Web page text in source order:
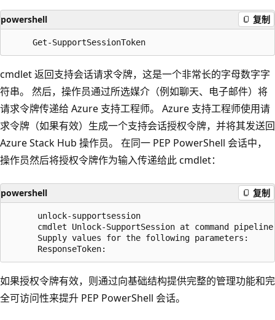
powershell 复制
cmdlet 返回支持会话请求令牌，这是一个非常长的字母数字字
符串。 然后，操作员通过所选媒介（例如聊天、电子邮件）将
请求令牌传递给 Azure 支持工程师。 Azure 支持工程师使用请
求令牌（如果有效）生成一个支持会话授权令牌，并将其发送回
Azure Stack Hub 操作员。 在同一 PEP PowerShell 会话中，
操作员然后将授权令牌作为输入传递给此 cmdlet：
powershell 复制
      unlock-supportsession
cmdlet Unlock-SupportSession at command
      Supply values for the following parameters:
如果授权令牌有效，则通过向基础结构提供完整的管理功能和完
全可访问性来提升 PEP PowerShell 会话。